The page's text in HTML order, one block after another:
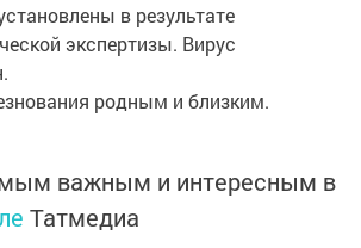
в результате
экспертизы. Вирус
родным и близким.
важным и интересным в
Татмедиа